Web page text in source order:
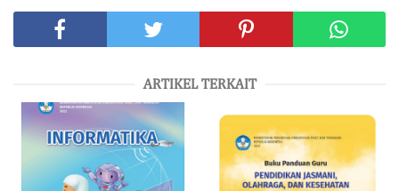
ARTIKEL TERKAIT